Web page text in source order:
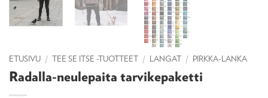
ETUSIVU / TEE SE ITSE -TUOTTEET / LANGAT / PIRKKA-LANKA
Radalla-neulepaita tarvikepaketti